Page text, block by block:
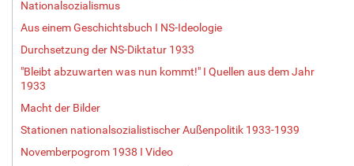
Nationalsozialismus
Aus einem Geschichtsbuch I NS-Ideologie
Durchsetzung der NS-Diktatur 1933
"Bleibt abzuwarten was nun kommt!" I Quellen aus dem Jahr
1933
Macht der Bilder
Stationen nationalsozialistischer Außenpolitik 1933-1939
Novemberpogrom 1938 I Video